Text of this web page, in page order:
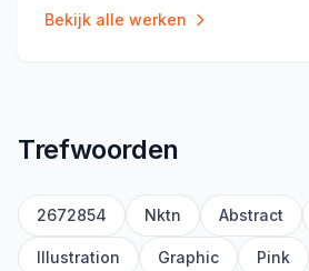
Bekijk alle werken
Trefwoorden
2672854 Nktn Abstract
Illustration Graphic Pink